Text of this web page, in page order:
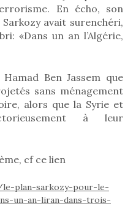
En écho, son
avait surenchéri,
«Dans un an l’Algérie,
Ben Jassem que
sans ménagement
alors que la Syrie et
à leur
cf ce lien
plan-sarkozy-pour-le-
un-an-liran-dans-trois-